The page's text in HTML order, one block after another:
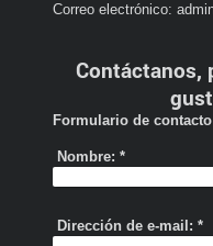
Correo electrónico:
Contáctanos,
Formulario de contacto
Nombre: *
Dirección de e-mail: *